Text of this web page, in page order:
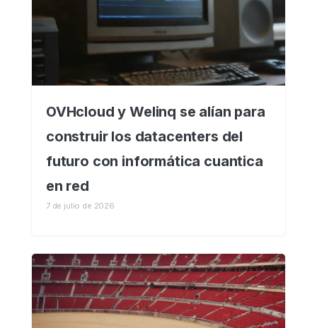
OVHcloud y Welinq se alían para
construir los datacenters del
futuro con informática cuantica
en red
7 de julio de 2026